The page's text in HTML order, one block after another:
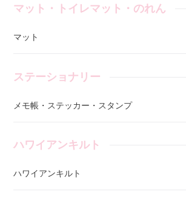
マット・トイレマット・のれん
マット
ステーショナリー
メモ帳・ステッカー・スタンプ
ハワイアンキルト
ハワイアンキルト